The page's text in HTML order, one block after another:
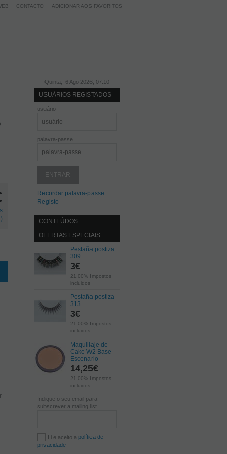
CONTACTO ADICIONAR AOS FAVORITOS
Quinta, 6 Ago 2026, 07:10
USUÁRIOS REGISTADOS
usuário
palavra-passe
Recordar palavra-passe
Registo
CONTEÚDOS
OFERTAS ESPECIAIS
Pestaña postiza
309
3€
21.00% Impostos
incluidos
Pestaña postiza
313
3€
21.00% Impostos
incluidos
Maquillaje de
Cake W2 Base
Escenario
14,25€
21.00% Impostos
incluidos
Indique o seu email para
subscrever a mailing list
Li e aceito a política de
privacidade